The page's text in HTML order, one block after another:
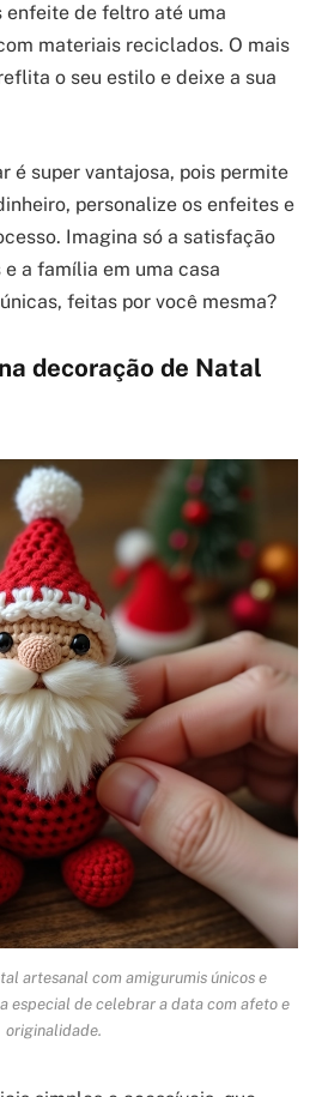
enfeite de feltro até uma
materiais reciclados. O mais
o seu estilo e deixe a sua
é super vantajosa, pois permite
personalize os enfeites e
Imagina só a satisfação
a família em uma casa
feitas por você mesma?
decoração de Natal
artesanal com amigurumis únicos e
especial de celebrar a data com afeto e
originalidade.